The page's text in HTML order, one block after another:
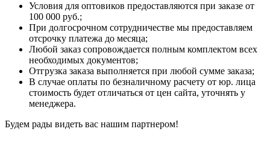
Условия для оптовиков предоставляются при заказе от
100 000 руб.;
При долгосрочном сотрудничестве мы предоставляем
отсрочку платежа до месяца;
Любой заказ сопровождается полным комплектом всех
необходимых документов;
Отгрузка заказа выполняется при любой сумме заказа;
В случае оплаты по безналичному расчету от юр. лица
стоимость будет отличаться от цен сайта, уточнять у
менеджера.
Будем рады видеть вас нашим партнером!